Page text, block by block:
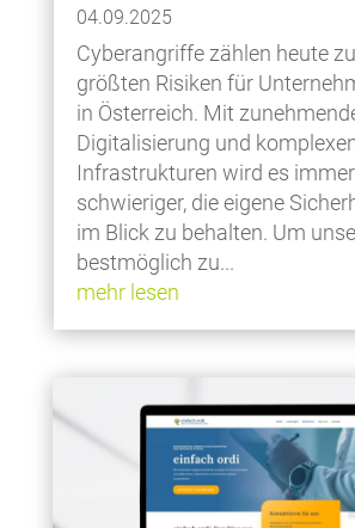
04.09.2025
Cyberangriffe zählen heute
größten Risiken für
in Österreich. Mit
Digitalisierung und
Infrastrukturen wird es immer
schwieriger, die eigene
im Blick zu behalten. Um
bestmöglich zu...
mehr lesen